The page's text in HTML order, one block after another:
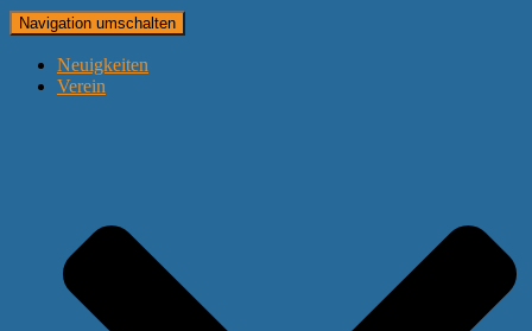
Navigation umschalten
Neuigkeiten
Verein